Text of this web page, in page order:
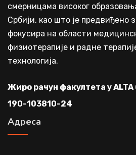
смерницама високог
Србији, као што је предвиђено
фокусира на области
физиотерапије и радне
технологија.
Жиро рачун факултета у ALTA
190-103810-24
Адреса